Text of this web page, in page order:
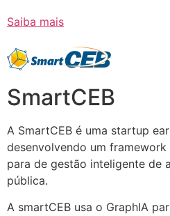
Saiba mais
SmartCEB
A SmartCEB é uma startup
desenvolvendo um
para de gestão inteligente de
pública.
A smartCEB usa o GraphIA